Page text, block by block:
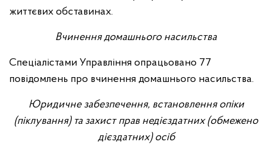
життєвих обставинах.
Вчинення домашнього насильства
Спеціалістами Управління опрацьовано 77
повідомлень про вчинення домашнього насильства.
Юридичне забезпечення, встановлення опіки
(піклування) та захист прав недієздатних (обмежено
дієздатних) осіб